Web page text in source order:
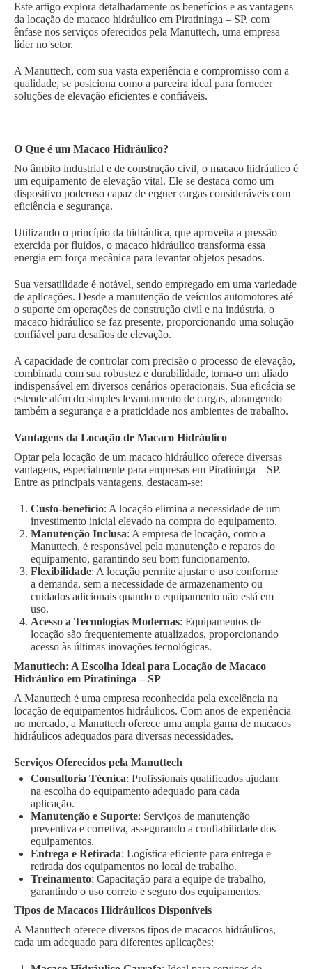
Este artigo explora detalhadamente os benefícios e as vantagens
da locação de macaco hidráulico em Piratininga – SP, com
ênfase nos serviços oferecidos pela Manuttech, uma empresa
líder no setor.
A Manuttech, com sua vasta experiência e compromisso com a
qualidade, se posiciona como a parceira ideal para fornecer
soluções de elevação eficientes e confiáveis.
O Que é um Macaco Hidráulico?
No âmbito industrial e de construção civil, o macaco hidráulico é
um equipamento de elevação vital. Ele se destaca como um
dispositivo poderoso capaz de erguer cargas consideráveis com
eficiência e segurança.
Utilizando o princípio da hidráulica, que aproveita a pressão
exercida por fluidos, o macaco hidráulico transforma essa
energia em força mecânica para levantar objetos pesados.
Sua versatilidade é notável, sendo empregado em uma variedade
de aplicações. Desde a manutenção de veículos automotores até
o suporte em operações de construção civil e na indústria, o
macaco hidráulico se faz presente, proporcionando uma solução
confiável para desafios de elevação.
A capacidade de controlar com precisão o processo de elevação,
combinada com sua robustez e durabilidade, torna-o um aliado
indispensável em diversos cenários operacionais. Sua eficácia se
estende além do simples levantamento de cargas, abrangendo
também a segurança e a praticidade nos ambientes de trabalho.
Vantagens da Locação de Macaco Hidráulico
Optar pela locação de um macaco hidráulico oferece diversas
vantagens, especialmente para empresas em Piratininga – SP.
Entre as principais vantagens, destacam-se:
Custo-benefício: A locação elimina a necessidade de um
investimento inicial elevado na compra do equipamento.
Manutenção Inclusa: A empresa de locação, como a
Manuttech, é responsável pela manutenção e reparos do
equipamento, garantindo seu bom funcionamento.
Flexibilidade: A locação permite ajustar o uso conforme
a demanda, sem a necessidade de armazenamento ou
cuidados adicionais quando o equipamento não está em
uso.
Acesso a Tecnologias Modernas: Equipamentos de
locação são frequentemente atualizados, proporcionando
acesso às últimas inovações tecnológicas.
Manuttech: A Escolha Ideal para Locação de Macaco
Hidráulico em Piratininga – SP
A Manuttech é uma empresa reconhecida pela excelência na
locação de equipamentos hidráulicos. Com anos de experiência
no mercado, a Manuttech oferece uma ampla gama de macacos
hidráulicos adequados para diversas necessidades.
Serviços Oferecidos pela Manuttech
Consultoria Técnica: Profissionais qualificados ajudam
na escolha do equipamento adequado para cada
aplicação.
Manutenção e Suporte: Serviços de manutenção
preventiva e corretiva, assegurando a confiabilidade dos
equipamentos.
Entrega e Retirada: Logística eficiente para entrega e
retirada dos equipamentos no local de trabalho.
Treinamento: Capacitação para a equipe de trabalho,
garantindo o uso correto e seguro dos equipamentos.
Tipos de Macacos Hidráulicos Disponíveis
A Manuttech oferece diversos tipos de macacos hidráulicos,
cada um adequado para diferentes aplicações: